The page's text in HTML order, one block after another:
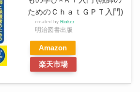
ためのＣｈａｔＧＰＴ入門)
created by Rinker
明治図書出版
Amazon
楽天市場